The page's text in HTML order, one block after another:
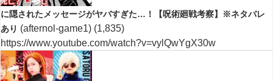
に隠されたメッセージがヤバすぎた…！【呪術廻戦考察】※ネタバレ
あり (afternol-game1) (1,835)
https://www.youtube.com/watch?v=vylQwYgX30w